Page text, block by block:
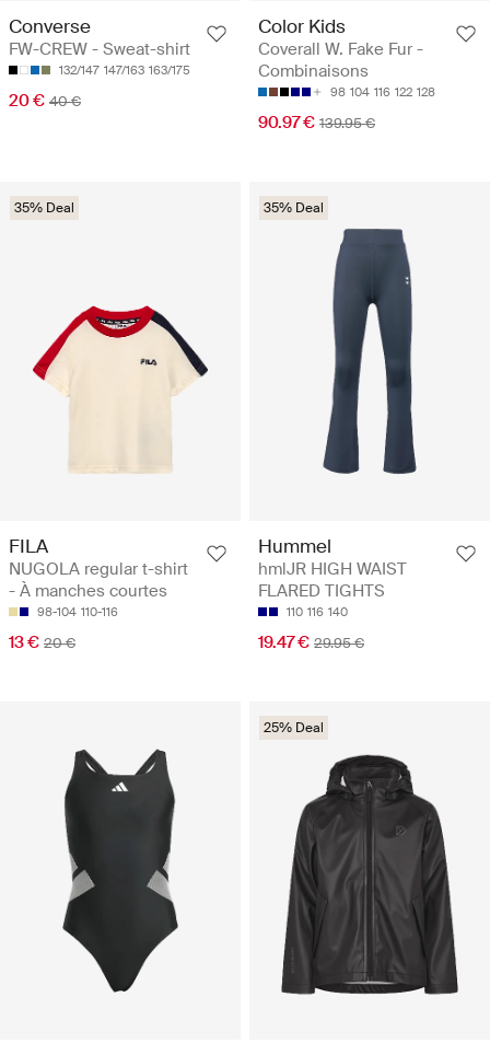
Converse
FW-CREW - Sweat-shirt
132/147 147/163 163/175
20 € 40 €
Color Kids
Coverall W. Fake Fur -
Combinaisons
98 104 116 122 128
90.97 € 139.95 €
35% Deal
FILA
NUGOLA regular t-shirt
- À manches courtes
98-104 110-116
13 € 20 €
35% Deal
Hummel
hmlJR HIGH WAIST
FLARED TIGHTS
110 116 140
19.47 € 29.95 €
25% Deal